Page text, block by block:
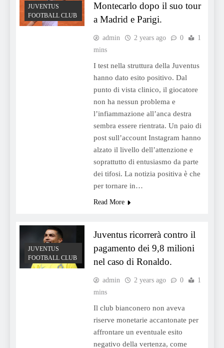
JUVENTUS
FOOTBALL CLUB
Montecarlo dopo il suo tour
a Madrid e Parigi.
admin 2 years ago 0
1
mins
I test nella struttura della Juventus
hanno dato esito positivo. Dal
punto di vista clinico, il giocatore
non ha nessun problema e
l’infiammazione all’anca destra
sembra essere rientrata. Un paio di
post sull’account Instagram hanno
alzato il livello dell’attenzione e
soprattutto di entusiasmo da parte
dei tifosi. La notizia positiva è che
per tornare in…
Read More
JUVENTUS
FOOTBALL CLUB
Juventus ricorrerà contro il
pagamento dei 9,8 milioni
nel caso di Ronaldo.
admin 2 years ago 0
1
mins
Il club bianconero non aveva
riserve monetarie accantonate per
affrontare un eventuale esito
negativo della vertenza, come